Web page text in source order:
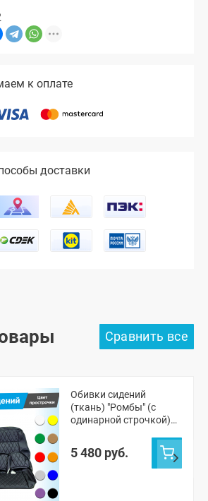
к оплате
доставки
Обивки сидений
(ткань) "Ромбы" (с
одинарной строчкой)
2014 г. (Г-образные
подголовники)
5 480 руб.